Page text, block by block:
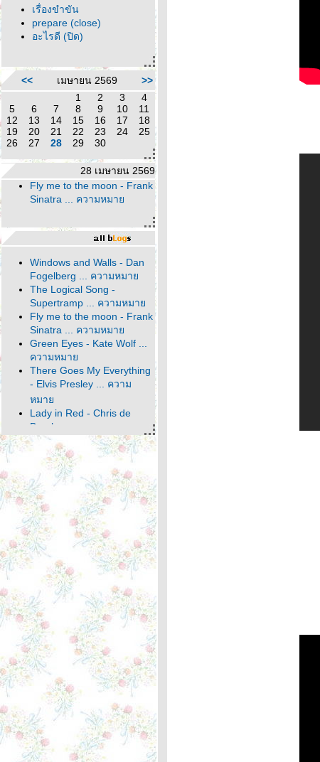
เรื่องขำขัน
prepare (close)
อะไรดี (ปิด)
<< เมษายน 2569
>>
1
2 3
4
5
6 7 8 9 10
11
12
13 14 15 16 17
18
19
20 21 22 23 24
25
26
27 28 29 30
28 เมษายน 2569
Fly me to the moon - Frank
Sinatra ... ความหมา
Windows and Walls - Dan
Fogelberg ... ความหมา
The Logical Song -
Supertramp ... ความหมา
Fly me to the moon - Frank
Sinatra ... ความหมา
Green Eyes - Kate Wolf ...
ความหมา
There Goes My Everything
- Elvis Presley ... ความ
หมา
Lady in Red - Chris de
Burgh ... ความหมา
World - Bee Gees ... ความ
หมา
Thank You For Loving Me -
Bon Jovi ... ความหมา
I Am... I Said - Neil
Diamond ... ความหมา
Hold Your Head Up High -
Darlingside ... ความหมา
The Way It Is - Bruce
Hornsby ... ความหมา
Gotta Travel On - Billy
Grammer ... ความหมา
I'll See You Again - Westlife
... ความหมา
Ah Robin, Gentle Robin -
เพลงอังกฤษโบราณในยุค
เรเนสซอง ... ความหมา
Right Down the Line -
Gerry Rafferty ...ความหมา
The Green Leaves Of
Summer - The Brothers
Four ... ความหมา
Foolish Heart - Steve Perry
... ความหมา